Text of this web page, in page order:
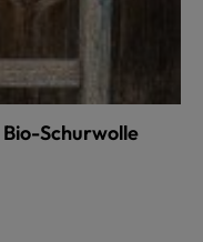
Schurwolle